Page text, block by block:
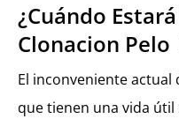
¿Cuándo
Clonacion Pelo
El inconveniente actual
que tienen una vida